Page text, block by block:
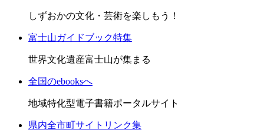
しずおかの文化・芸術を楽しもう！
富士山ガイドブック特集
世界文化遺産富士山が集まる
全国のebooksへ
地域特化型電子書籍ポータルサイト
県内全市町サイトリンク集